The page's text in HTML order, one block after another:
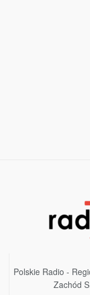
Polskie Radio -
Zachód